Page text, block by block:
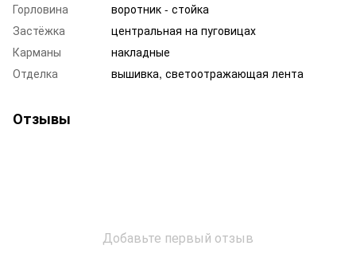
Горловина
воротник - стойка
Застёжка
центральная на пуговицах
Карманы
накладные
Отделка
вышивка, светоотражающая лента
Отзывы
Добавьте первый отзыв